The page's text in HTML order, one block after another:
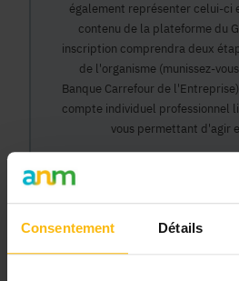
Consentement Détails
également représenter celui-ci
contenu de la plateforme du
inscription comprendra deux
de l'organisme (munissez-
Banque Carrefour de
compte individuel professionnel
vous permettant d'agir